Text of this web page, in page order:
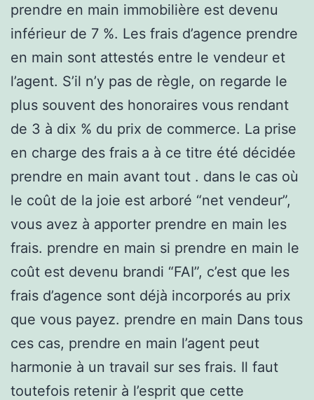
prendre en main immobilière est devenu
inférieur de 7 %. Les frais d’agence prendre
en main sont attestés entre le vendeur et
l’agent. S’il n’y pas de règle, on regarde le
plus souvent des honoraires vous rendant
de 3 à dix % du prix de commerce. La prise
en charge des frais a à ce titre été décidée
prendre en main avant tout . dans le cas où
le coût de la joie est arboré “net vendeur”,
vous avez à apporter prendre en main les
frais. prendre en main si prendre en main le
coût est devenu brandi “FAI”, c’est que les
frais d’agence sont déjà incorporés au prix
que vous payez. prendre en main Dans tous
ces cas, prendre en main l’agent peut
harmonie à un travail sur ses frais. Il faut
toutefois retenir à l’esprit que cette